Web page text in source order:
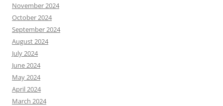
November 2024
October 2024
September 2024
August 2024
July 2024
June 2024
May 2024
April 2024
March 2024